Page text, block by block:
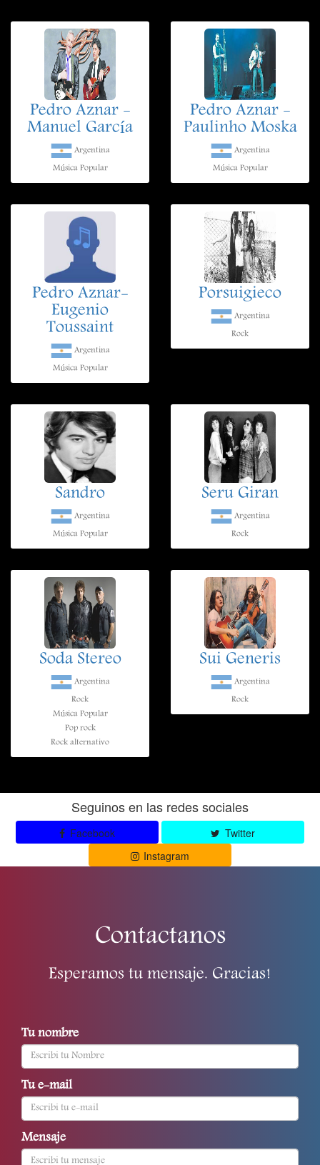
Pedro Aznar -
Manuel García
Argentina
Música Popular
Pedro Aznar -
Paulinho Moska
Argentina
Música Popular
Pedro Aznar-
Eugenio
Toussaint
Argentina
Música Popular
Porsuigieco
Argentina
Rock
Sandro
Argentina
Música Popular
Seru Giran
Argentina
Rock
Soda Stereo
Argentina
Rock
Música Popular
Pop rock
Rock alternativo
Sui Generis
Argentina
Rock
Seguinos en las redes sociales
Facebook
Twitter
Instagram
Contactanos
Esperamos tu mensaje. Gracias!
Tu nombre
Tu e-mail
Mensaje